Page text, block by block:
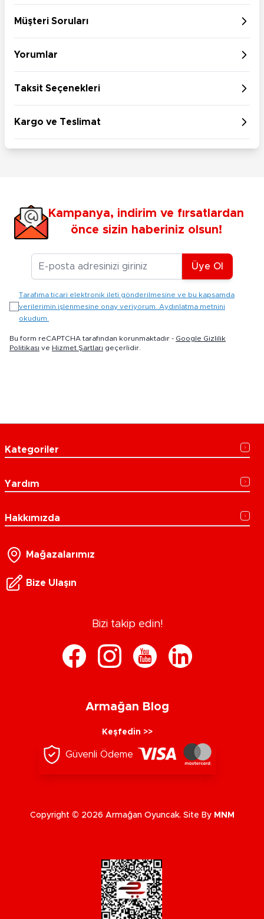
Müşteri Soruları
Yorumlar
Taksit Seçenekleri
Kargo ve Teslimat
Kampanya, indirim ve fırsatlardan
önce sizin haberiniz olsun!
E-posta Adresiniz
Üye Ol
Tarafıma ticari elektronik ileti gönderilmesine ve bu kapsamda
verilerimin işlenmesine onay veriyorum. Aydınlatma metnini
okudum.
Bu form reCAPTCHA tarafından korunmaktadır - Google Gizlilik
Politikası ve Hizmet Şartları geçerlidir.
Kategoriler
Yardım
Hakkımızda
Mağazalarımız
Bize Ulaşın
Bizi takip edin!
Armağan Blog
Keşfedin >>
Güvenli Ödeme
Copyright © 2026 Armağan Oyuncak. Site By MNM